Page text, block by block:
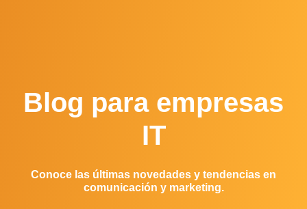
Blog para empresas
IT
Conoce las últimas novedades y tendencias en
comunicación y marketing.